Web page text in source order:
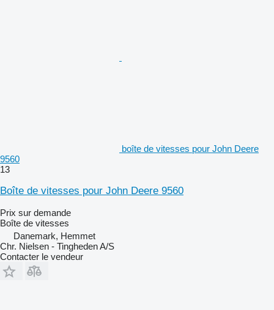
boîte de vitesses pour John Deere
9560
13
Boîte de vitesses pour John Deere 9560
Prix sur demande
Boîte de vitesses
Danemark, Hemmet
Chr. Nielsen - Tingheden A/S
Contacter le vendeur